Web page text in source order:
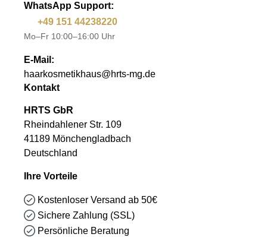
WhatsApp Support:
+49 151 44238220
Mo–Fr 10:00–16:00 Uhr
E-Mail:
haarkosmetikhaus@hrts-mg.de
Kontakt
HRTS GbR
Rheindahlener Str. 109
41189 Mönchengladbach
Deutschland
Ihre Vorteile
Kostenloser Versand ab 50€
Sichere Zahlung (SSL)
Persönliche Beratung